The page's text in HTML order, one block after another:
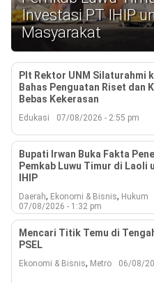
Investasi PT IHIP
Masyarakat
Plt Rektor UNM Silaturahmi
Bahas Penguatan Riset dan
Bebas Kekerasan
Edukasi 07/08/2026 - 2:55 pm
Bupati Irwan Buka Fakta
Pemkab Luwu Timur di Laoli
IHIP
Daerah, Ekonomi & Bisnis, Hukum
07/08/2026 - 1:32 pm
Mencari Titik Temu di
PSEL
Ekonomi & Bisnis, Metro 06/08/